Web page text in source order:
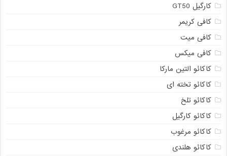
کارگیل GT50
کافی کریمر
کافی میت
کافی میکس
کاکائو التین مارکا
کاکائو تخته ای
کاکائو تلخ
کاکائو کارگیل
کاکائو مرغوب
کاکائو هلندی